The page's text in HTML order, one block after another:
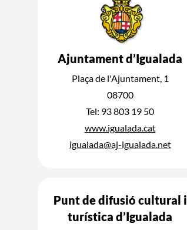
Ajuntament d’Igualada
Plaça de l'Ajuntament, 1
08700
Tel: 93 803 19 50
www.igualada.cat
igualada@aj-igualada.net
Punt de difusió cultural i
turística d’Igualada